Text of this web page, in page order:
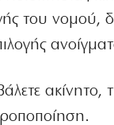
του νομού,
ακίνητο,